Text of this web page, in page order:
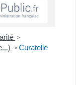
>
> Curatelle